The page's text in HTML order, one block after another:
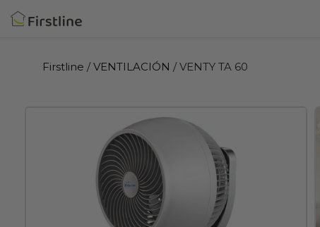
directamente
Firstline /VENTILACIÓN / VENTY TA 60